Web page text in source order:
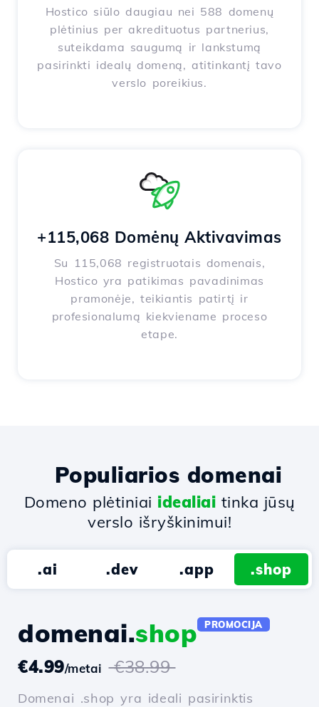
Hostico siūlo daugiau nei 588 domenų
plėtinius per akredituotus partnerius,
suteikdama saugumą ir lankstumą
pasirinkti idealų domeną, atitinkantį tavo
verslo poreikius.
+115,068 Domėnų Aktivavimas
Su 115,068 registruotais domenais,
Hostico yra patikimas pavadinimas
pramonėje, teikiantis patirtį ir
profesionalumą kiekviename proceso
etape.
Populiarios domenai
Domeno plėtiniai idealiai tinka jūsų
verslo išryškinimui!
.ai .dev .app .shop
domenai.shop PROMOCIJA
€4.99/metai €38.99
Domenai .shop yra ideali pasirinktis